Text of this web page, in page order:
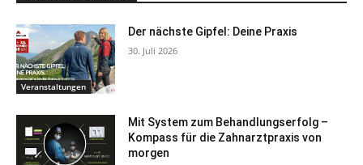
Veranstaltungen
Der nächste Gipfel: Deine Praxis
30. Juli 2026
Mit System zum Behandlungserfolg –
Kompass für die Zahnarztpraxis von
morgen